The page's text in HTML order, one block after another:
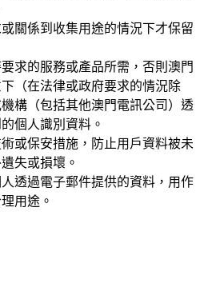
關係到收集用途的情況下才保留
求的服務或產品所需，否則澳門
（在法律或政府要求的情況除
構（包括其他澳門電訊公司）透
個人識別資料。
或保安措施，防止用戶資料被未
失或損壞。
透過電子郵件提供的資料，用作
用途。